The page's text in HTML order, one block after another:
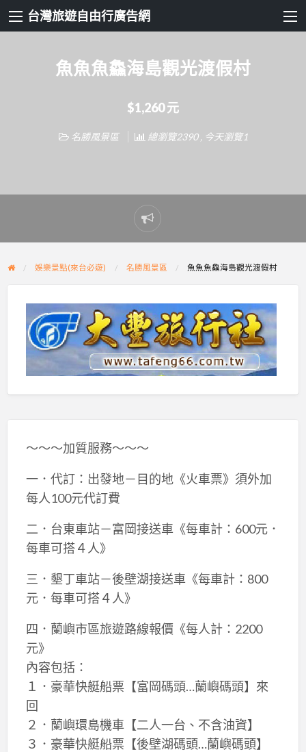
台灣旅遊自由行廣告網
魚魚魚鱻海島觀光渡假村
$1,260 元
名勝風景區 總瀏覽2390 , 今天瀏覽1
Report
problem
娛樂景點(來台必遊) 名勝風景區 魚魚魚鱻海島觀光渡假村
～～～加質服務～～～
一．代訂：出發地－目的地《火車票》須外加
每人100元代訂費
二．台東車站－富岡接送車《每車計：600元．
每車可搭４人》
三．墾丁車站－後壁湖接送車《每車計：800
元．每車可搭４人》
四．蘭嶼市區旅遊路線報價《每人計：2200
元》
內容包括：
１．豪華快艇船票【富岡碼頭…蘭嶼碼頭】來
回
２．蘭嶼環島機車【二人一台、不含油資】
３．豪華快艇船票【後壁湖碼頭…蘭嶼碼頭】